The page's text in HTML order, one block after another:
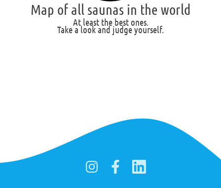
Map of all saunas in the world
At least the best ones.
Take a look and judge yourself.